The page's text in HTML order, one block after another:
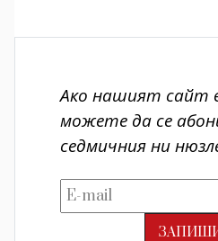
Ако нашият сайт
можете да се
седмичния ни